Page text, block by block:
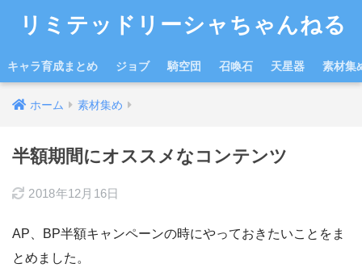
リミテッドリーシャちゃんねる
キャラ育成まとめ ジョブ 騎空団 召喚石 天星器 素材集
ホーム 素材集め
半額期間にオススメなコンテンツ
2018年12月16日
AP、BP半額キャンペーンの時にやっておきたいことをま
とめました。